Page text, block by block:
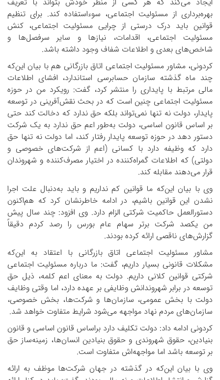
بهره‌برداری از مسئولیت اجتماعی، سوءاستفاده کند. برای تنظیم
قوانین باید درک درستی از چرایی مسئولیت اجتماعی، کنش
مسئولیت اجتماعی، اقدامات، نیازها و سایر سرفصل‌ها و
شاخص‌های بعدی و اطلاعات شفاف وجود داشته باشد.
کردونی، مشاور مسئولیت اجتماعی اتاق بازرگانی هم با بیان این‌که
چند ماه گذشته سازمان حسابرسی استاندارد، افشای اطلاعات
مالی مرتبط با پایداری را منتشر کرد، گفت: رویکرد من در حوزه
مسئولیت اجتماعی چنین است که در بحث نقش‌آفرینی در توسعه
پایدار، دولت نه تنها نمی‌تواند بلکه حق ندارد که دخالت کند حتی
بر اساس قانون اساسی، دولت به‌طور اعم حق ندارد به یک شرکت
دستور دهد در حوزه توسعه پایدار رفتار کند، اما دولت نه تنها حق
دارد که وظیفه دارد با کسانی (اعم از شرکت‌های خصوصی و
دولتی) که اطلاعات گمراه‌کننده در اختیار مصرف‌کننده و شهروندان
قرار می‌دهند مقابله کند.
وی با بیان این‌که ما قوانین کم نداریم و باید به‌دنبال علت اجرا
نشدن این قوانین باشیم، در ادامه خاطرنشان کرد که هم‌اکنون
دستورالعمل حاکمیت شرکتی الزام دارد. وی افزود: چند سال پیش
من یکصد شرکت برتر سهام عام بورس را رصد کردم دقیقاً
گزارش‌های ناقصی ارائه کرده بودند.
مشاور مسئولیت اجتماعی اتاق بازرگانی با اعتقاد به این‌که
مشکلات قانونی بسیار داریم، گفت: ما درباره مسئولیت اجتماعی
شرکتی قوانین کلانی داریم. دولت به معنای اعم کلمه، ذیل حق
توسعه در برابر شهروندانش وظایفی بر عهده دارد، اما وقتی وظایف
دولت با بخش عمومی، سازمان‌ها و شرکت‌ها، بخش خصوصی،
سازمان‌های مردم نهاد مواجهه می‌شود شرایط متفاوت خواهد شد.
کردونی ادامه داد: دولت تکلیف دارد براساس قانون اساسی و قانون
بنیادین، حقوق شهروندی و حقوق بنیادین انسان‌ها، زمینه‌ساز حق
بر توسعه باشد اما مواجهه‌اش متفاوت است.
وی با بیان این‌که در گذشته در جهان شرکت‌ها موظف به ارائه